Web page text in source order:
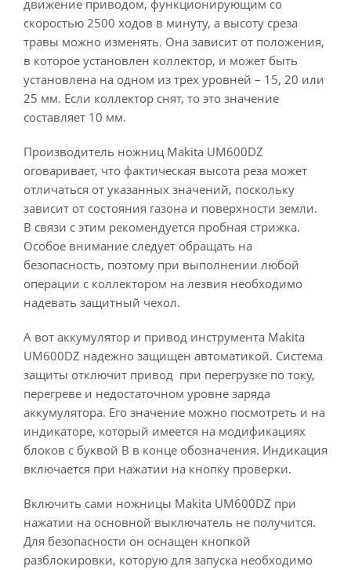
движение приводом, функционирующим со
скоростью 2500 ходов в минуту, а высоту среза
травы можно изменять. Она зависит от положения,
в которое установлен коллектор, и может быть
установлена на одном из трех уровней – 15, 20 или
25 мм. Если коллектор снят, то это значение
составляет 10 мм.
Производитель ножниц Makita UM600DZ
оговаривает, что фактическая высота реза может
отличаться от указанных значений, поскольку
зависит от состояния газона и поверхности земли.
В связи с этим рекомендуется пробная стрижка.
Особое внимание следует обращать на
безопасность, поэтому при выполнении любой
операции с коллектором на лезвия необходимо
надевать защитный чехол.
А вот аккумулятор и привод инструмента Makita
UM600DZ надежно защищен автоматикой. Система
защиты отключит привод при перегрузке по току,
перегреве и недостаточном уровне заряда
аккумулятора. Его значение можно посмотреть и на
индикаторе, который имеется на модификациях
блоков с буквой В в конце обозначения. Индикация
включается при нажатии на кнопку проверки.
Включить сами ножницы Makita UM600DZ при
нажатии на основной выключатель не получится.
Для безопасности он оснащен кнопкой
разблокировки, которую для запуска необходимо